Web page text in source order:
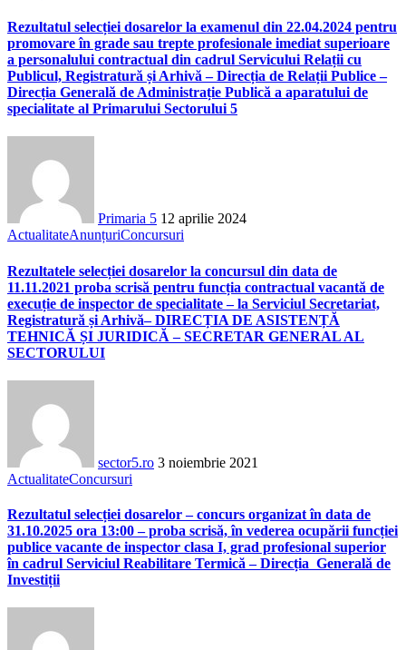
Rezultatul selecției dosarelor la examenul din 22.04.2024 pentru
promovare în grade sau trepte profesionale imediat superioare
a personalului contractual din cadrul Servicului Relații cu
Publicul, Registratură și Arhivă – Direcția de Relații Publice –
Direcția Generală de Administrație Publică a aparatului de
specialitate al Primarului Sectorului 5
Primaria 5 12 aprilie 2024
ActualitateAnunțuriConcursuri
Rezultatele selecției dosarelor la concursul din data de
11.11.2021 proba scrisă pentru funcția contractual vacantă de
execuție de inspector de specialitate – la Serviciul Secretariat,
Registratură și Arhivă– DIRECȚIA DE ASISTENȚĂ
TEHNICĂ ȘI JURIDICĂ – SECRETAR GENERAL AL
SECTORULUI
sector5.ro 3 noiembrie 2021
ActualitateConcursuri
Rezultatul selecției dosarelor – concurs organizat în data de
31.10.2025 ora 13:00 – proba scrisă, în vederea ocupării funcției
publice vacante de inspector clasa I, grad profesional superior
în cadrul Serviciul Reabilitare Termică – Direcția Generală de
Investiții